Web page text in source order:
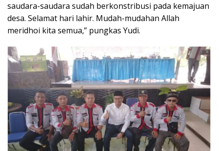
saudara-saudara sudah berkonstribusi pada kemajuan
desa. Selamat hari lahir. Mudah-mudahan Allah
meridhoi kita semua,” pungkas Yudi.